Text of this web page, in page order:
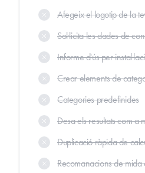
Afegeix el logotip de la
Sol·licita les dades de
Informe d'ús per
Crear elements de
Categories predefinides
Desa els resultats com a
Duplicació ràpida de
Recomanacions de mida